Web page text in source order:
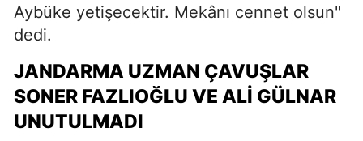
Aybüke yetişecektir. Mekânı cennet olsun"
dedi.
JANDARMA UZMAN ÇAVUŞLAR
SONER FAZLIOĞLU VE ALI GÜLNAR
UNUTULMADI